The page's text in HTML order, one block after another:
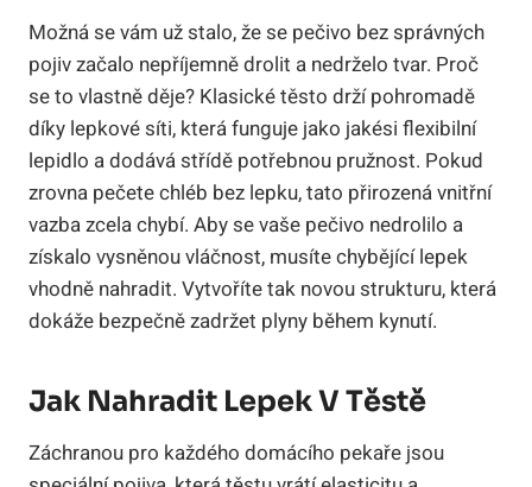
Možná se vám už stalo, že se pečivo bez správných
pojiv začalo nepříjemně drolit a nedrželo tvar. Proč
se to vlastně děje? Klasické těsto drží pohromadě
díky lepkové síti, která funguje jako jakési flexibilní
lepidlo a dodává střídě potřebnou pružnost. Pokud
zrovna pečete chléb bez lepku, tato přirozená vnitřní
vazba zcela chybí. Aby se vaše pečivo nedrolilo a
získalo vysněnou vláčnost, musíte chybějící lepek
vhodně nahradit. Vytvoříte tak novou strukturu, která
dokáže bezpečně zadržet plyny během kynutí.
Jak Nahradit Lepek V Těstě
Záchranou pro každého domácího pekaře jsou